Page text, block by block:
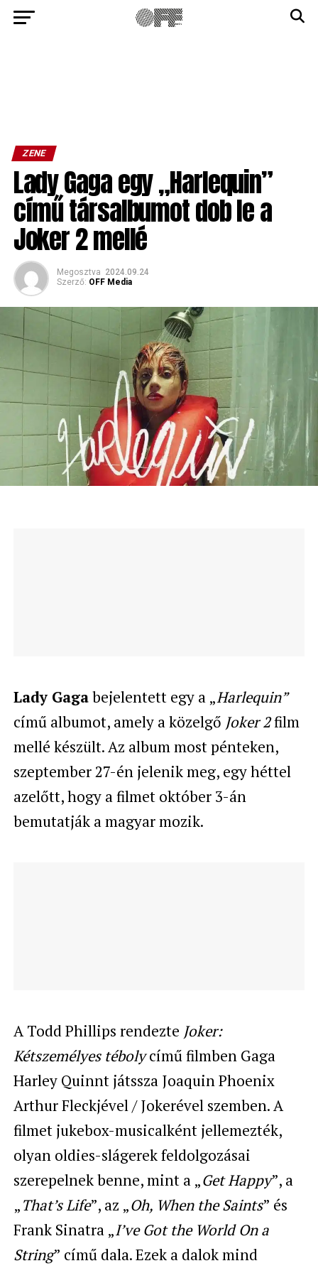
ZENE
Lady Gaga egy „Harlequin”
című társalbumot dob le a
Joker 2 mellé
Megosztva 2024.09.24
Szerző: OFF Media
Lady Gagabejelentett egy a „Harlequin”
című albumot, amely a közelgő Joker 2film
mellé készült. Az album most pénteken,
szeptember 27-én jelenik meg, egy héttel
azelőtt, hogy a filmet október 3-án
bemutatják a magyar mozik.
A Todd Phillips rendezte Joker:
Kétszemélyes tébolycímű filmben Gaga
Harley Quinnt játssza Joaquin Phoenix
Arthur Fleckjével / Jokerével szemben. A
filmet jukebox-musicalként jellemezték,
olyan oldies-slágerek feldolgozásai
szerepelnek benne, mint a „Get Happy”, a
„That’s Life”, az „Oh, When the Saints” és
Frank Sinatra „I’ve Got the World On a
String” című dala. Ezek a dalok mind